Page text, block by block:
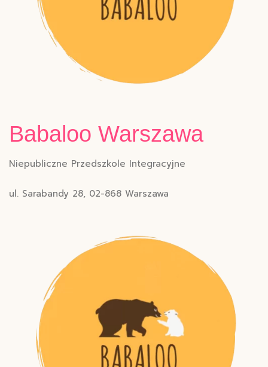
Babaloo Warszawa
Niepubliczne Przedszkole Integracyjne
ul. Sarabandy 28, 02-868 Warszawa